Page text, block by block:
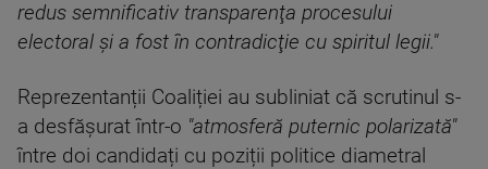
redus semnificativ transparenţa procesului
electoral şi a fost în contradicţie cu spiritul legii."
Reprezentanții Coaliției au subliniat că scrutinul s-
a desfășurat într-o "atmosferă puternic polarizată"
între doi candidați cu poziții politice diametral